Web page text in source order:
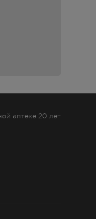
аптеке 20 лет